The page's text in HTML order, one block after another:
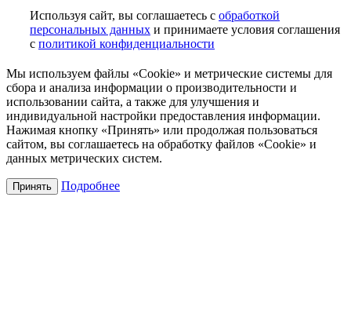
Используя сайт, вы соглашаетесь с обработкой
персональных данных и принимаете условия соглашения
с политикой конфиденциальности
Мы используем файлы «Cookie» и метрические системы для
сбора и анализа информации о производительности и
использовании сайта, а также для улучшения и
индивидуальной настройки предоставления информации.
Нажимая кнопку «Принять» или продолжая пользоваться
сайтом, вы соглашаетесь на обработку файлов «Cookie» и
данных метрических систем.
Принять Подробнее